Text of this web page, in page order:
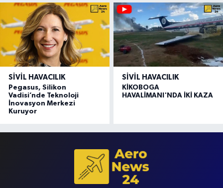
SIVIL HAVACILIK
Pegasus, Silikon
Vadisi’nde Teknoloji
İnovasyon Merkezi
Kuruyor
SIVIL HAVACILIK
KİKOBOGA
HAVALİMANI'NDA İKİ KAZA